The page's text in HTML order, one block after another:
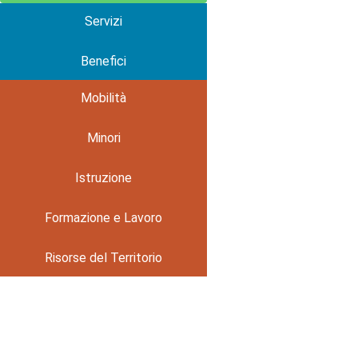
Servizi
Benefici
Mobilità
Minori
Istruzione
Formazione e Lavoro
Risorse del Territorio